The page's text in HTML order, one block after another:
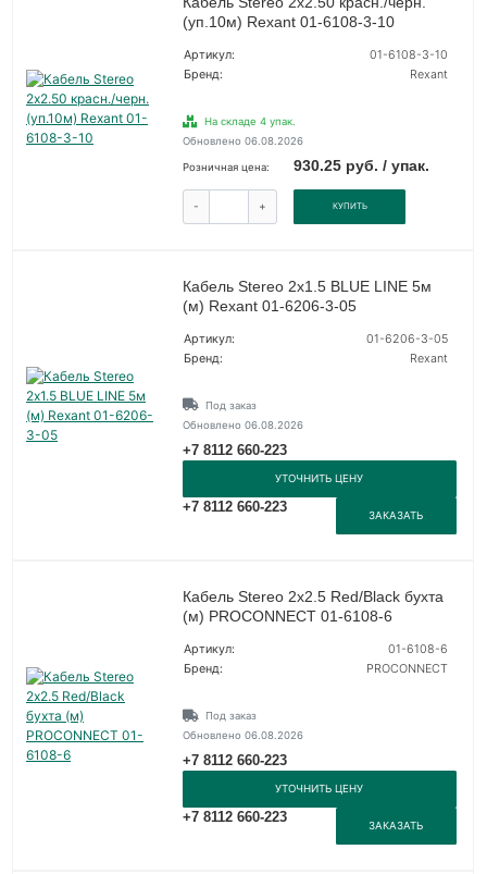
(уп.10м) Rexant 01-6108-3-10
Артикул:
01-6108-3-10
Бренд:
Rexant
На складе 4 упак.
Обновлено 06.08.2026
Розничная цена: 930.25 руб. / упак.
- + КУПИТЬ
Кабель Stereo 2х1.5 BLUE LINE 5м
(м) Rexant 01-6206-3-05
Артикул:
01-6206-3-05
Бренд:
Rexant
Под заказ
Обновлено 06.08.2026
+7 8112 660-223
УТОЧНИТЬ ЦЕНУ
+7 8112 660-223
ЗАКАЗАТЬ
Кабель Stereo 2х2.5 Red/Black бухта
(м) PROCONNECT 01-6108-6
Артикул:
01-6108-6
Бренд:
PROCONNECT
Под заказ
Обновлено 06.08.2026
+7 8112 660-223
УТОЧНИТЬ ЦЕНУ
+7 8112 660-223
ЗАКАЗАТЬ